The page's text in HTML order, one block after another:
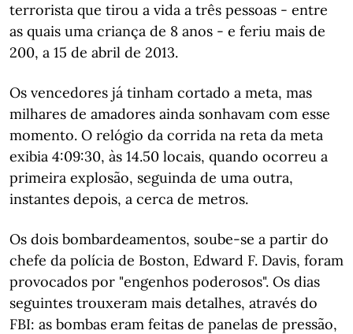
terrorista que tirou a vida a três pessoas - entre
as quais uma criança de 8 anos - e feriu mais de
200, a 15 de abril de 2013.
Os vencedores já tinham cortado a meta, mas
milhares de amadores ainda sonhavam com esse
momento. O relógio da corrida na reta da meta
exibia 4:09:30, às 14.50 locais, quando ocorreu a
primeira explosão, seguinda de uma outra,
instantes depois, a cerca de metros.
Os dois bombardeamentos, soube-se a partir do
chefe da polícia de Boston, Edward F. Davis, foram
provocados por "engenhos poderosos". Os dias
seguintes trouxeram mais detalhes, através do
FBI: as bombas eram feitas de panelas de pressão,